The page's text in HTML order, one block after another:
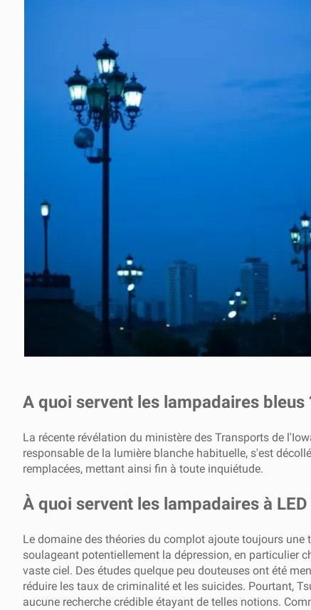
A quoi servent les lampadaires bleus
La récente révélation du ministère des Transports de
responsable de la lumière blanche habituelle, s'est
remplacées, mettant ainsi fin à toute inquiétude.
À quoi servent les lampadaires à LED
Le domaine des théories du complot ajoute toujours
soulageant potentiellement la dépression, en particulier
vaste ciel. Des études quelque peu douteuses ont été
réduire les taux de criminalité et les suicides. Pourtant,
aucune recherche crédible étayant de telles notions.